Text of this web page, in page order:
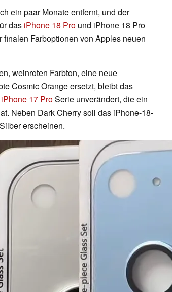
ein paar Monate entfernt, und der
das iPhone 18 Pro und iPhone 18 Pro
Farboptionen von Apples neuen
weinroten Farbton, eine neue
Cosmic Orange ersetzt, bleibt das
iPhone 17 ProSerie unverändert, die ein
Neben Dark Cherry soll das iPhone-18-
erscheinen.